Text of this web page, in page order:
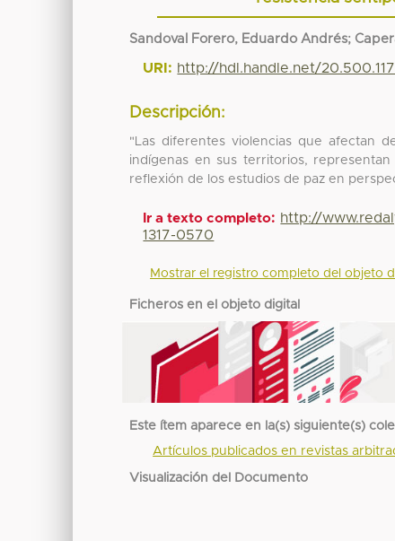
Sandoval Forero, Eduardo Andrés;
URI: http://hdl.handle.net/
Descripción:
"Las diferentes violencias que afectan
indígenas en sus territorios,
reflexión de los estudios de paz en
Ir a texto completo: http://
1317-0570
Mostrar el registro completo del objeto
Ficheros en el objeto digital
Este ítem aparece en la(s) siguiente(s)
Artículos publicados en revistas
Visualización del Documento